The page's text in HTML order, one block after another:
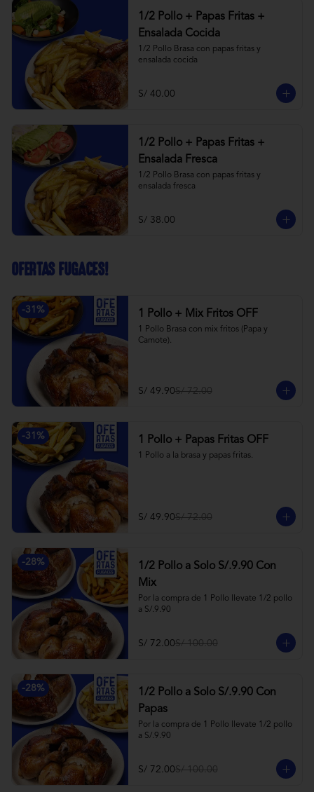
1/2 Pollo + Papas Fritas +
Ensalada Cocida
1/2 Pollo Brasa con papas fritas y
ensalada cocida
S/ 40.00
1/2 Pollo + Papas Fritas +
Ensalada Fresca
1/2 Pollo Brasa con papas fritas y
ensalada fresca
S/ 38.00
OFERTAS FUGACES!
-31 % 1 Pollo + Mix Fritos OFF
1 Pollo Brasa con mix fritos (Papa y
Camote).
S/ 49.90S/ 72.00
-31 % 1 Pollo + Papas Fritas OFF
1 Pollo a la brasa y papas fritas.
S/ 49.90S/ 72.00
-28%
1/2 Pollo a Solo S/.9.90 Con
Mix
Por la compra de 1 Pollo llevate 1/2 pollo
a S/.9.90
S/ 72.00S/ 100.00
-28%
1/2 Pollo a Solo S/.9.90 Con
Papas
Por la compra de 1 Pollo llevate 1/2 pollo
a S/.9.90
S/ 72.00S/ 100.00